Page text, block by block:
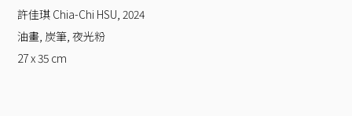
許佳琪 Chia-Chi HSU, 2024
油畫, 炭筆, 夜光粉
27 x 35 cm